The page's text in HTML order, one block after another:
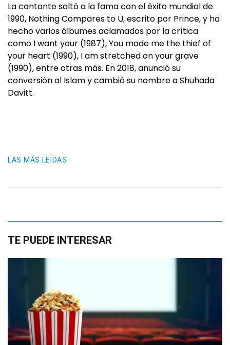
La cantante saltó a la fama con el éxito mundial de
1990, Nothing Compares to U, escrito por Prince, y ha
hecho varios álbumes aclamados por la crítica
como I want your (1987), You made me the thief of
your heart (1990), I am stretched on your grave
(1990), entre otras más. En 2018, anunció su
conversión al Islam y cambió su nombre a Shuhada
Davitt.
LAS MÁS LEIDAS
TE PUEDE INTERESAR